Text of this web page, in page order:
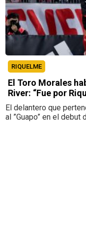
RIQUELME
El Toro Morales
River: “Fue por
El delantero que
al ”Guapo” en el debut